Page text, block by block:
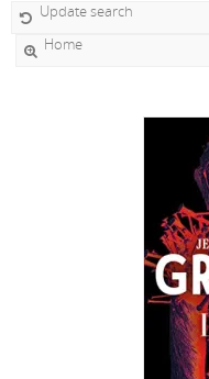
Update search
Home